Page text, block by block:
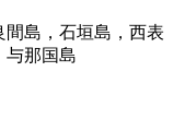
島，石垣島，西表
与那国島